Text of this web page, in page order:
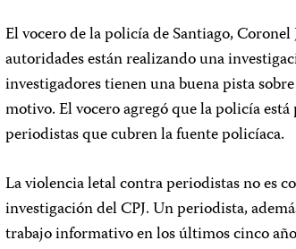
El vocero de la policía de Santiago,
autoridades están realizando una
investigadores tienen una buena pista
motivo. El vocero agregó que la policía
periodistas que cubren la fuente policíaca.
La violencia letal contra periodistas no es
investigación del CPJ. Un periodista,
trabajo informativo en los últimos cinco